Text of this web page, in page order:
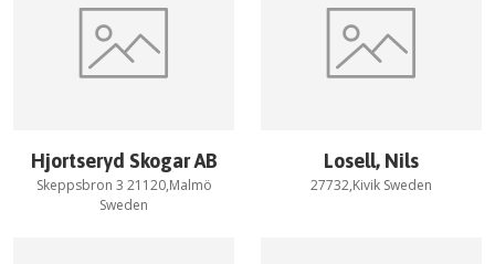
Hjortseryd Skogar AB
Skeppsbron 3 21120,Malmö
Sweden
Losell, Nils
27732,Kivik Sweden